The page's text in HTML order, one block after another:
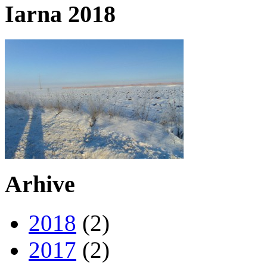
Iarna 2018
Arhive
2018 (2)
2017 (2)